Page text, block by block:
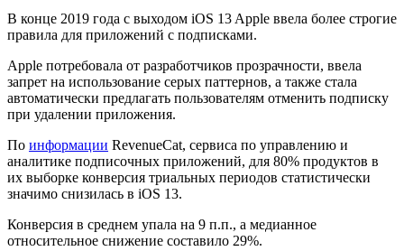
В конце 2019 года с выходом iOS 13 Apple ввела более строгие
правила для приложений с подписками.
Apple потребовала от разработчиков прозрачности, ввела
запрет на использование серых паттернов, а также стала
автоматически предлагать пользователям отменить подписку
при удалении приложения.
По информации RevenueCat, сервиса по управлению и
аналитике подписочных приложений, для 80% продуктов в
их выборке конверсия триальных периодов статистически
значимо снизилась в iOS 13.
Конверсия в среднем упала на 9 п.п., а медианное
относительное снижение составило 29%.